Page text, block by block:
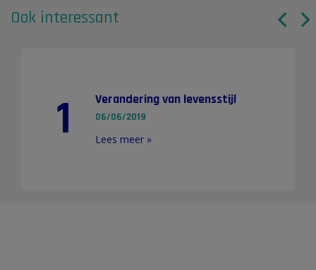
Ook interessant
1 Verandering van levensstijl
06/06/2019
Lees meer »